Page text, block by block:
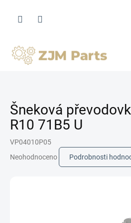
obsah
Šneková
R10 71B5 U
VP04010P05
hodnocení
Neohodnoceno Podrobnosti